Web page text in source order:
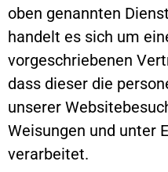
oben genannten
handelt es sich um
vorgeschriebenen
dass dieser die
unserer
Weisungen und unter
verarbeitet.